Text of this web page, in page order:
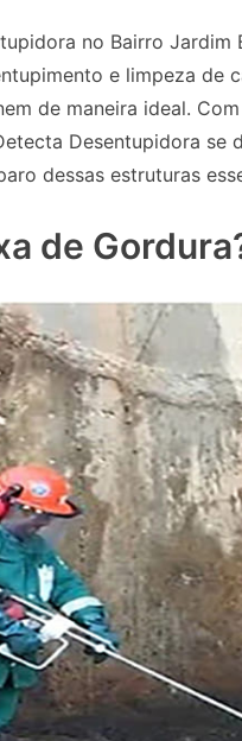
no Bairro Jardim
e limpeza de
de maneira ideal.
Desentupidora se
dessas estruturas
de